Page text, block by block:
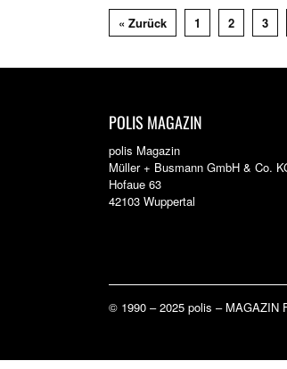
« Zurück 1 2 3
POLIS MAGAZIN
polis Magazin
Müller + Busmann GmbH & Co.
Hofaue 63
42103 Wuppertal
© 1990 – 2025 polis – MAGAZIN